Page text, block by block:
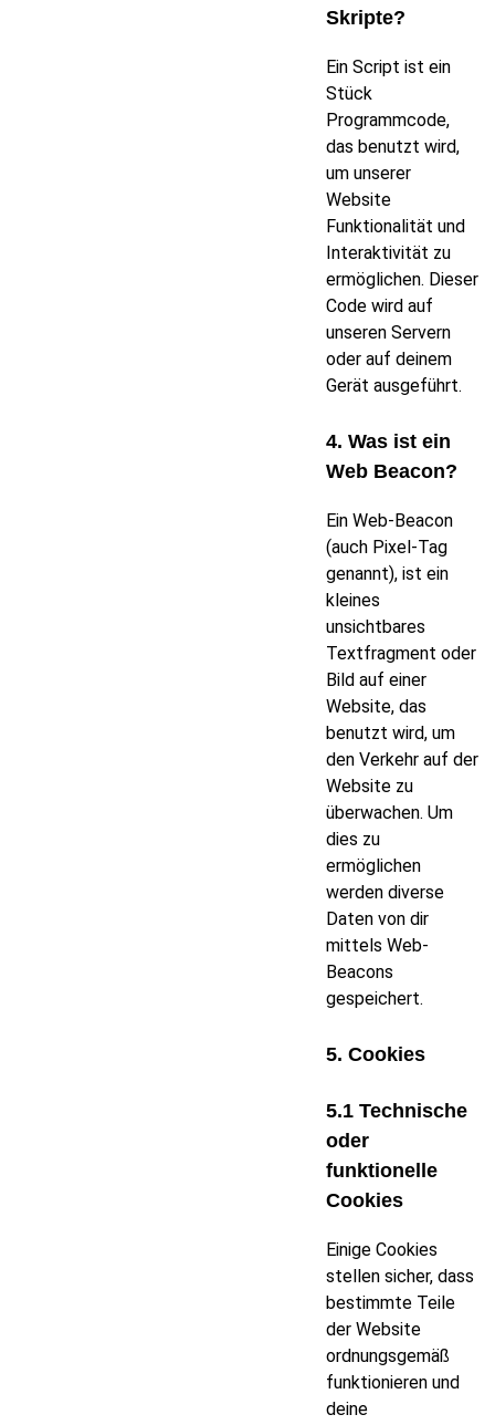
Skripte?
Ein Script ist ein
Stück
Programmcode,
das benutzt wird,
um unserer
Website
Funktionalität und
Interaktivität zu
ermöglichen. Dieser
Code wird auf
unseren Servern
oder auf deinem
Gerät ausgeführt.
4. Was ist ein
Web Beacon?
Ein Web-Beacon
(auch Pixel-Tag
genannt), ist ein
kleines
unsichtbares
Textfragment oder
Bild auf einer
Website, das
benutzt wird, um
den Verkehr auf der
Website zu
überwachen. Um
dies zu
ermöglichen
werden diverse
Daten von dir
mittels Web-
Beacons
gespeichert.
5. Cookies
5.1 Technische
oder
funktionelle
Cookies
Einige Cookies
stellen sicher, dass
bestimmte Teile
der Website
ordnungsgemäß
funktionieren und
deine